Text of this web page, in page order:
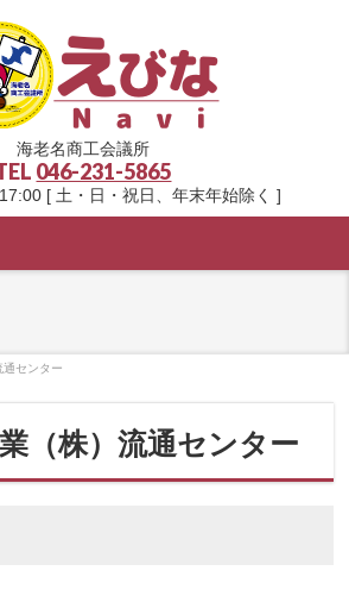
海老名商工会議所
046-231-5865
[ 土・日・祝日、年末年始除く ]
通センター
（株）流通センター